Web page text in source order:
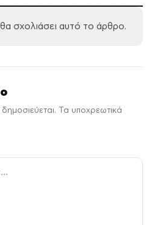
σχολιάσει αυτό το άρθρο.
Τα υποχρεωτικά